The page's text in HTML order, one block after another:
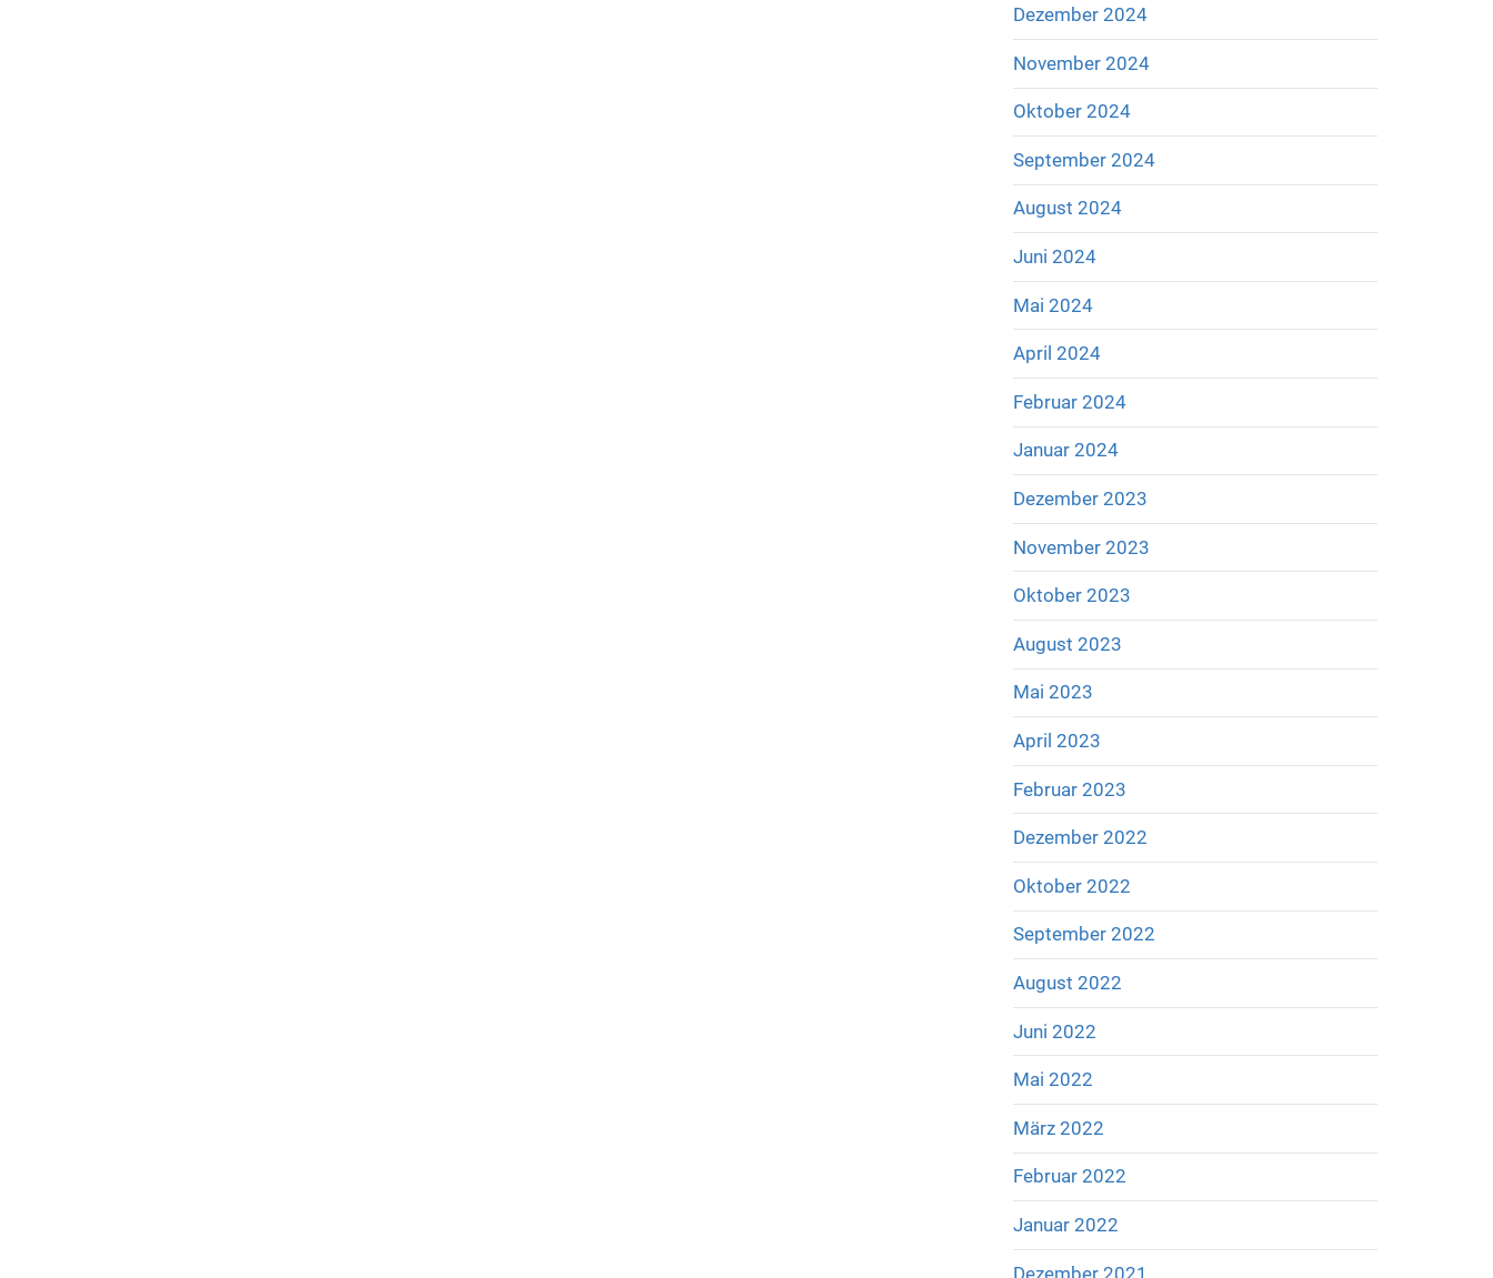
Dezember 2024
November 2024
Oktober 2024
September 2024
August 2024
Juni 2024
Mai 2024
April 2024
Februar 2024
Januar 2024
Dezember 2023
November 2023
Oktober 2023
August 2023
Mai 2023
April 2023
Februar 2023
Dezember 2022
Oktober 2022
September 2022
August 2022
Juni 2022
Mai 2022
März 2022
Februar 2022
Januar 2022
Dezember 2021